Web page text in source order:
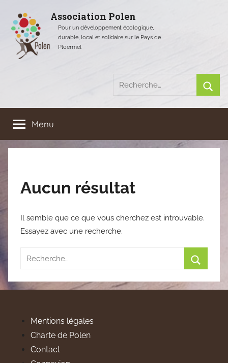
contenu
Association Polen
Pour un développement écologique,
durable, local et solidaire sur le Pays de
Ploërmel
Recherche
pour
:
Menu
Aucun résultat
Il semble que ce que vous cherchez est introuvable.
Essayez avec une recherche.
Recherche
:
Mentions légales
Charte de Polen
Contact